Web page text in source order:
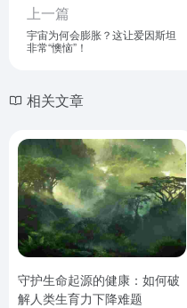
上一篇
宇宙为何会膨胀？这让爱因斯坦
非常“懊恼”！
相关文章
守护生命起源的健康：如何破
解人类生育力下降难题